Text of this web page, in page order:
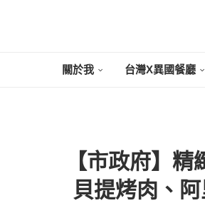
關於我 台灣X異國餐廳
【市政府】
貝提烤肉、